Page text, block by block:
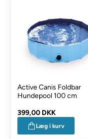
Active Canis Foldbar
Hundepool 100 cm
399,00 DKK
Læg i kurv